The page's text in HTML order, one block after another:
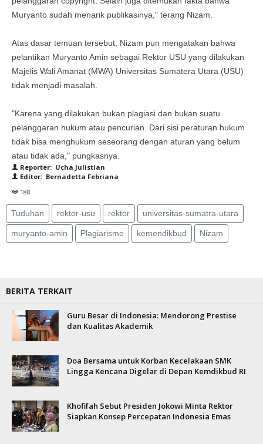
Muryanto sudah menarik publikasinya," terang Nizam.
Atas dasar temuan tersebut, Nizam pun mengatakan bahwa
pelantikan Muryanto Amin sebagai Rektor USU yang dilakukan
Majelis Wali Amanat (MWA) Universitas Sumatera Utara (USU)
tidak menjadi masalah.
"Karena yang dilakukan bukan plagiasi dan bukan suatu
pelanggaran hukum atau pencurian. Dari sisi peraturan hukum
tidak bisa menghukum seseorang dengan aturan yang belum
atau tidak ada," pungkasnya.
Reporter: Ucha Julistian
Editor: Bernadetta Febriana
188
Tuduhan rektor-usu rektor universitas-sumatra-utara
muryanto-amin Plagiarisme kemendikbud Nizam
BERITA TERKAIT
Guru Besar di Indonesia: Mendorong Prestise
dan Kualitas Akademik
Doa Bersama untuk Korban Kecelakaan SMK
Lingga Kencana Digelar di Depan Kemdikbud RI
Khofifah Sebut Presiden Jokowi Minta Rektor
Siapkan Konsep Percepatan Indonesia Emas